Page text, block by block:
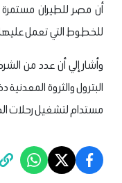
أن مصر للطيران
للخطوط التي تعمل
وأشار إلي أن عدد من
البترول والثروة
مستدام لتشغيل رحلات